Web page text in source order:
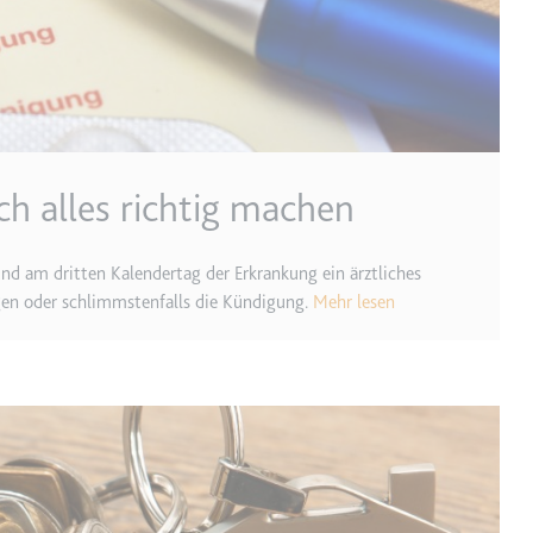
um die Interaktion der Nutzer mit eingebetteten Inhalten zu
alles richtig machen
am dritten Kalendertag der Erkrankung ein ärztliches
oder schlimmstenfalls die Kündigung. Mehr lesen